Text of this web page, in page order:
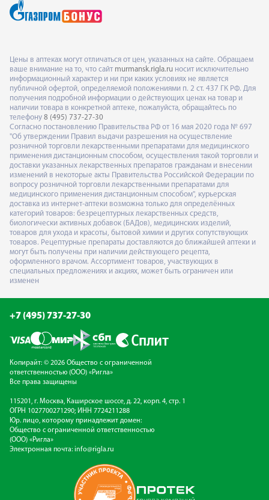
Цены в аптеках могут отличаться от цен, указанных на сайте. Обращаем
ваше внимание на то, что сайт murmansk.rigla.ru носит исключительно
информационный характер и ни при каких условиях не является
публичной офертой, определяемой положениями п. 2 ст. 437 ГК РФ. Для
получения подробной информации о действующих ценах на товар и
наличии товара в конкретной аптеке, пожалуйста, обращайтесь по
телефону 8 (495) 737-27-30
Согласно постановлению Правительства РФ от 16 мая 2020 года № 697
"Об утверждении Правил выдачи разрешения на осуществление
розничной торговли лекарственными препаратами для медицинского
применения дистанционным способом, осуществления такой торговли и
доставки указанных лекарственных препаратов гражданам и внесении
изменений в некоторые акты Правительства Российской Федерации по
вопросу розничной торговли лекарственными препаратами для
медицинского применения дистанционным способом", курьерская
доставка из интернет-аптеки возможна только для определённых
категорий товаров: безрецептурных лекарственных средств,
биологически активных добавок (БАДов), медицинских изделий,
товаров для ухода и красоты, бытовой химии и других сопутствующих
товаров. Рецептурные препараты доставляются до ближайшей аптеки и
могут быть получены при наличии действующего рецепта,
оформленного врачом. Ассортимент товаров, участвующих в
специальных предложениях и акциях, может быть ограничен или
изменен
+7 (495) 737-27-30
Копирайт: © 2026 Общество с ограниченной
ответственностью (ООО) «Ригла»
Все права защищены
115201, г. Москва, Каширское шоссе, д. 22, корп. 4, стр. 1
ОГРН 1027700271290; ИНН 7724211288
Юр. лицо, которому принадлежит домен:
Общество с ограниченной ответственностью
(ООО) «Ригла»
Электронная почта: info@rigla.ru